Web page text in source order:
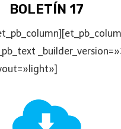
BOLETÍN 17